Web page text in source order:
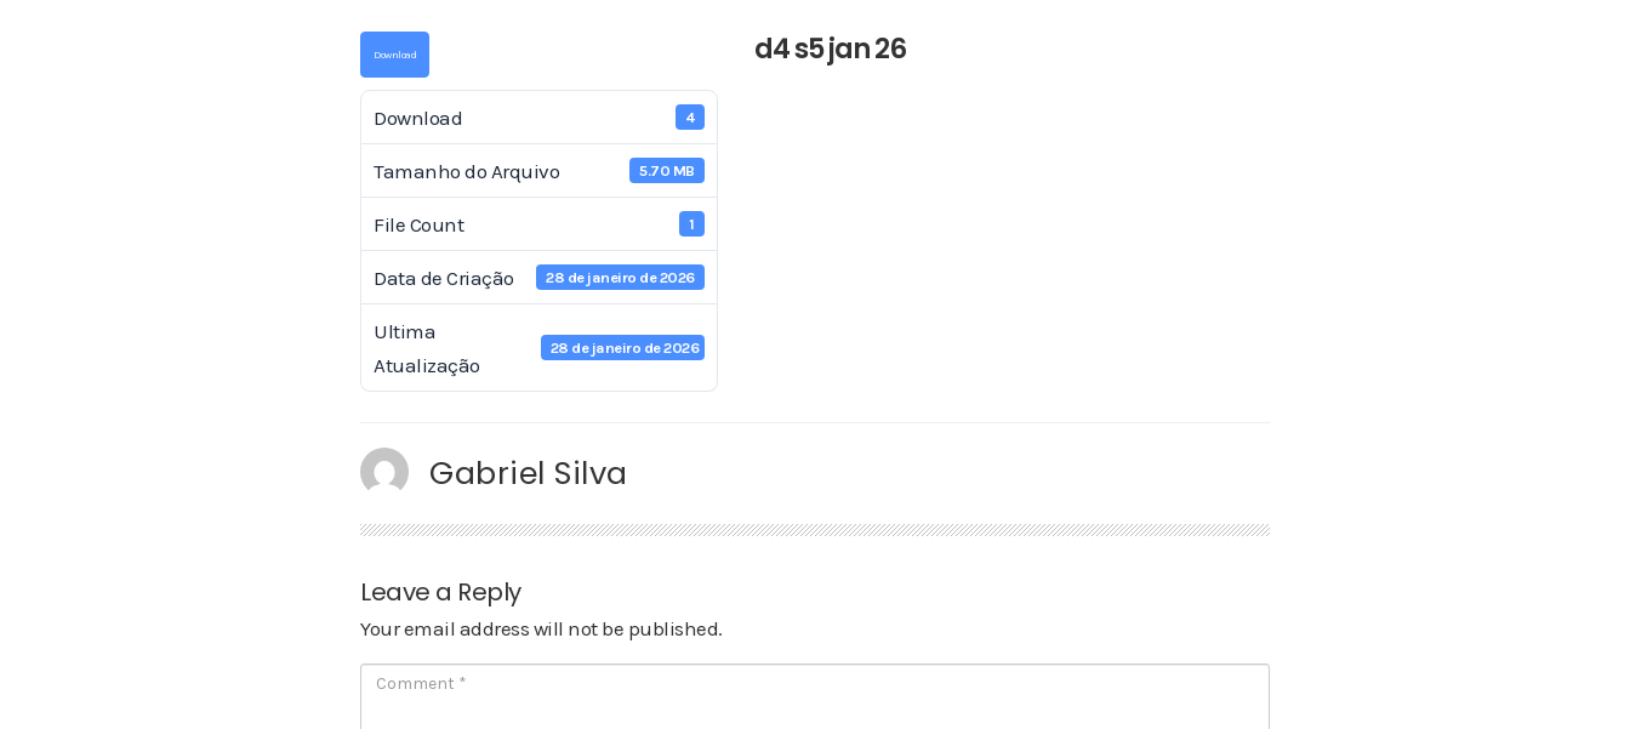
Download
Download 4
Tamanho do Arquivo 5.70 MB
File Count 1
Data de Criação 28 de janeiro de 2026
Ultima
Atualização
28 de janeiro de 2026
d4 s5 jan 26
Gabriel Silva
Leave a Reply
Your email address will not be published.